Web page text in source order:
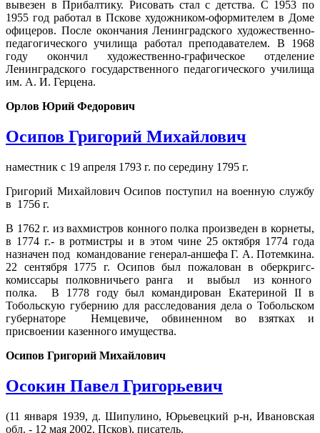
вывезен в Прибалтику. Рисовать стал с детства. С 1953 по
1955 год работал в Пскове художником-оформителем в Доме
офицеров. После окончания Ленинградского художественно-
педагогического училища работал преподавателем. В 1968
году окончил художественно-графическое отделение
Ленинградского государственного педагогического училища
им. А. И. Герцена.
Орлов Юрий Федорович
Осипов Григорий Михайлович
наместник с 19 апреля 1793 г. по середину 1795 г.
Григорий Михайлович Осипов поступил на военную службу
в 1756 г.
В 1762 г. из вахмистров конного полка произведен в корнеты,
в 1774 г.- в ротмистры и в этом чине 25 октября 1774 года
назначен под командование генерал-аншефа Г. А. Потемкина.
22 сентября 1775 г. Осипов был пожалован в оберкригс-
комиссары полковничьего ранга и выбыл из конного
полка. В 1778 году был командирован Екатериной II в
Тобольскую губернию для расследования дела о Тобольском
губернаторе Немцевиче, обвиненном во взятках и
присвоении казенного имущества.
Осипов Григорий Михайлович
Осокин Павел Григорьевич
(11 января 1939, д. Шипулино, Юрьевецкий р-н, Ивановская
обл. - 12 мая 2002, Псков), писатель.